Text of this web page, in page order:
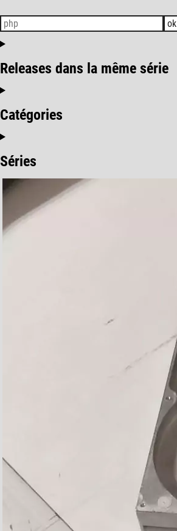
ok
Releases dans la même série
Catégories
Séries